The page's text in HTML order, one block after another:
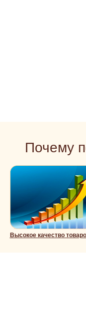
Почему
Высокое качество